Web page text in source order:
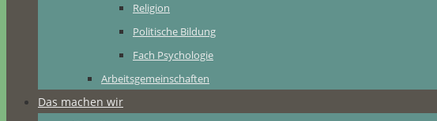
Religion
Politische Bildung
Fach Psychologie
Arbeitsgemeinschaften
Das machen wir